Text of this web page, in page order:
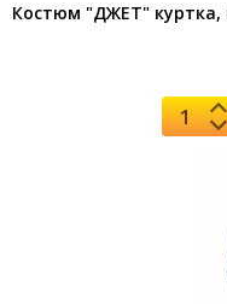
Костюм "ДЖЕТ" куртка,